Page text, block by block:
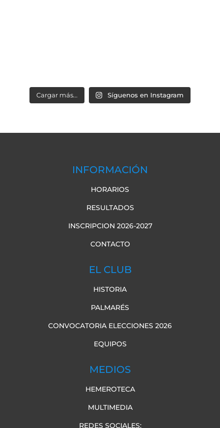
Cargar más... Síguenos en Instagram
INFORMACIÓN
HORARIOS
RESULTADOS
INSCRIPCION 2026-2027
CONTACTO
EL CLUB
HISTORIA
PALMARÉS
CONVOCATORIA ELECCIONES 2026
EQUIPOS
MEDIOS
HEMEROTECA
MULTIMEDIA
REDES SOCIALES: